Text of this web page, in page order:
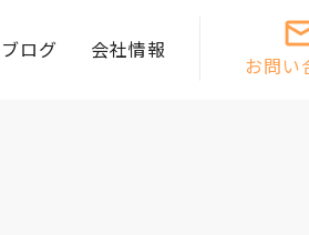
ブログ 会社情報
お問い